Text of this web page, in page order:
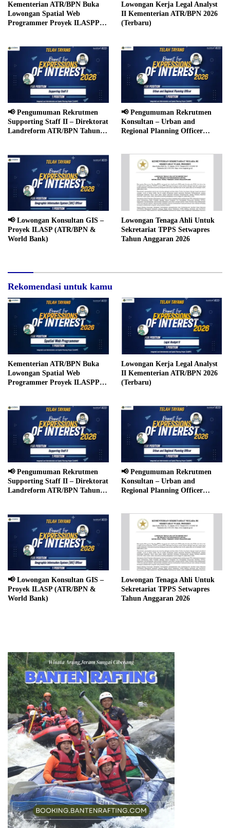
Kementerian ATR/BPN Buka
Lowongan Spatial Web
Programmer Proyek ILASPP
Lowongan Kerja Legal Analyst
II Kementerian ATR/BPN 2026
(Terbaru)
📢 Pengumuman Rekrutmen
Supporting Staff II – Direktorat
Landreform ATR/BPN Tahun
📢 Pengumuman Rekrutmen
Konsultan – Urban and
Regional Planning Officer
📢 Lowongan Konsultan GIS –
Proyek ILASP (ATR/BPN &
World Bank)
Lowongan Tenaga Ahli Untuk
Sekretariat TPPS Setwapres
Tahun Anggaran 2026
Rekomendasi untuk kamu
Kementerian ATR/BPN Buka
Lowongan Spatial Web
Programmer Proyek ILASPP
Lowongan Kerja Legal Analyst
II Kementerian ATR/BPN 2026
(Terbaru)
📢 Pengumuman Rekrutmen
Supporting Staff II – Direktorat
Landreform ATR/BPN Tahun
📢 Pengumuman Rekrutmen
Konsultan – Urban and
Regional Planning Officer
📢 Lowongan Konsultan GIS –
Proyek ILASP (ATR/BPN &
World Bank)
Lowongan Tenaga Ahli Untuk
Sekretariat TPPS Setwapres
Tahun Anggaran 2026